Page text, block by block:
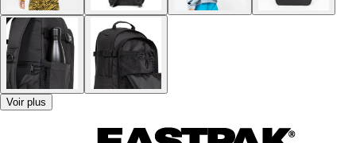
Voir plus